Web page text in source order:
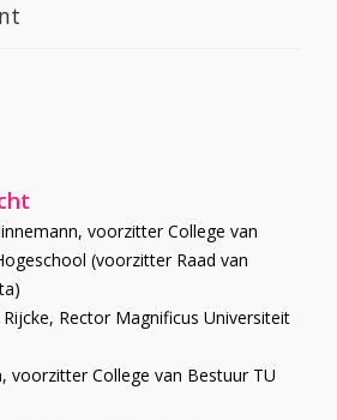
voorzitter College van
(voorzitter Raad van
Rijcke, Rector Magnificus Universiteit
voorzitter College van Bestuur TU